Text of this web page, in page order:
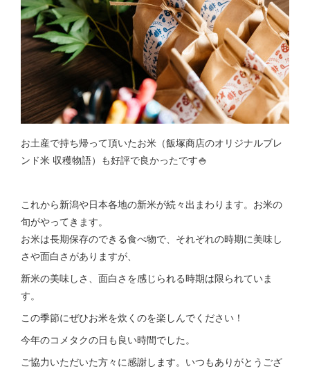
お土産で持ち帰って頂いたお米（飯塚商店のオリジナルブレ
ンド米 収穫物語）も好評で良かったです🍚
これから新潟や日本各地の新米が続々出まわります。お米の
旬がやってきます。
お米は長期保存のできる食べ物で、それぞれの時期に美味し
さや面白さがありますが、
新米の美味しさ、面白さを感じられる時期は限られていま
す。
この季節にぜひお米を炊くのを楽しんでください！
今年のコメタクの日も良い時間でした。
ご協力いただいた方々に感謝します。いつもありがとうござ